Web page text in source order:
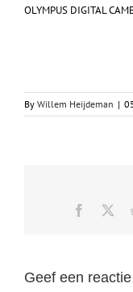
OLYMPUS DIGITAL
By Willem Heijdeman |
Geef een reactie